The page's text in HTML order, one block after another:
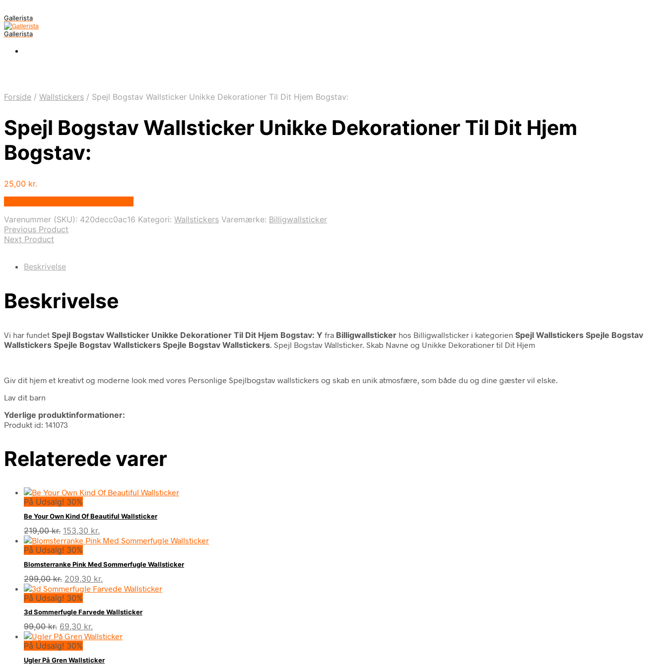
Gallerista
Gallerista
Forside / Wallstickers / Spejl Bogstav Wallsticker Unikke Dekorationer Til Dit Hjem Bogstav:
Spejl Bogstav Wallsticker Unikke Dekorationer Til Dit Hjem
Bogstav:
25,00 kr.
Varenummer (SKU): 420decc0ac16 Kategori: Wallstickers Varemærke: Billigwallsticker
Previous Product
Next Product
Beskrivelse
Beskrivelse
Vi har fundet Spejl Bogstav Wallsticker Unikke Dekorationer Til Dit Hjem Bogstav: Y fra Billigwallsticker hos Billigwallsticker i kategorien Spejl Wallstickers Spejle Bogstav
Wallstickers Spejle Bogstav Wallstickers Spejle Bogstav Wallstickers . Spejl Bogstav Wallsticker. Skab Navne og Unikke Dekorationer til Dit Hjem
Giv dit hjem et kreativt og moderne look med vores Personlige Spejlbogstav wallstickers og skab en unik atmosfære, som både du og dine gæster vil elske.
Lav dit barn
Yderlige produktinformationer:
Produkt id: 141073
Relaterede varer
På Udsalg! 30%
Be Your Own Kind Of Beautiful Wallsticker
219,00kr. Den
oprindelige
pris
var:
219,00 kr..
153,30 kr.
aktuelle
er:
153,30 kr..
På Udsalg! 30%
Blomsterranke Pink Med Sommerfugle Wallsticker
299,00kr. Den
oprindelige
pris
var:
299,00 kr..
209,30 kr.
aktuelle
er:
209,30 kr..
På Udsalg! 30%
3d Sommerfugle Farvede Wallsticker
99,00kr. Den
oprindelige
pris
var:
69,30 kr.
aktuelle
er:
På Udsalg! 30%
Ugler På Gren Wallsticker